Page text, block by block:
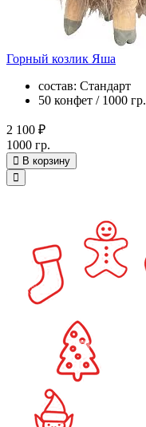
Горный козлик Яша
состав: Стандарт
50 конфет / 1000 гр.
2 100 ₽
1000 гр.
В корзину